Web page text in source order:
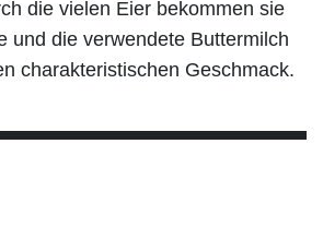
die vielen Eier bekommen sie
und die verwendete Buttermilch
charakteristischen Geschmack.